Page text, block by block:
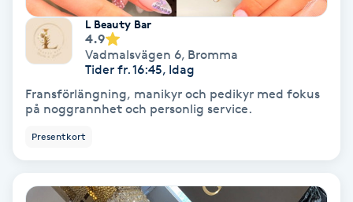
Skoinlägg
Skägg
Skäggfärgning
Skäggtrimmning
L Beauty Bar
4.9
Vadmalsvägen 6, Bromma
Tider fr. 16:45, Idag
Fransförlängning, manikyr och pedikyr med fokus
på noggrannhet och personlig service.
Presentkort